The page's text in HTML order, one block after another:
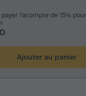
l'acompte de 15%
Ajouter au panier